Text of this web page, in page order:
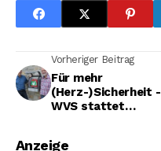
Vorheriger Beitrag
Für mehr
(Herz-)Sicherheit -
WVS stattet
Anzeige